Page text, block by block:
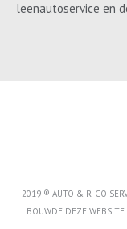
leenautoservice en
2019 ® AUTO & R-CO
BOUWDE DEZE